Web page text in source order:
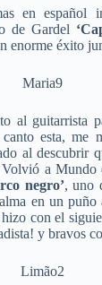
en español
de Gardel
enorme éxito
al guitarrista
esta, me
al descubrir
a Mundo
negro’, uno
en un puño
con el
y bravos